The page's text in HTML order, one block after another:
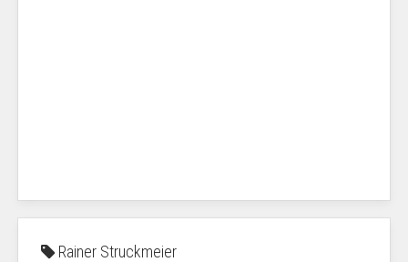
Rainer Struckmeier